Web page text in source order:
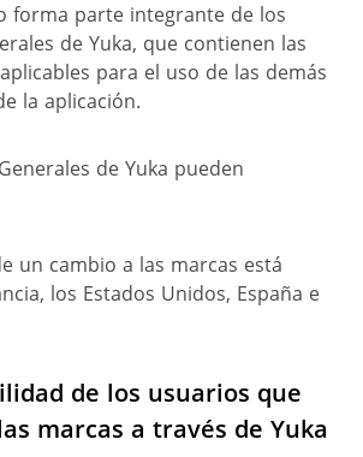
forma parte integrante de los
de Yuka, que contienen las
para el uso de las demás
la aplicación.
de Yuka pueden
un cambio a las marcas está
los Estados Unidos, España e
de los usuarios que
marcas a través de Yuka